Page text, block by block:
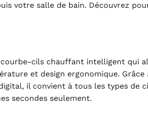
votre salle de bain. Découvrez
cils chauffant intelligent qui
et design ergonomique. Grâce
il convient à tous les types de
secondes seulement.